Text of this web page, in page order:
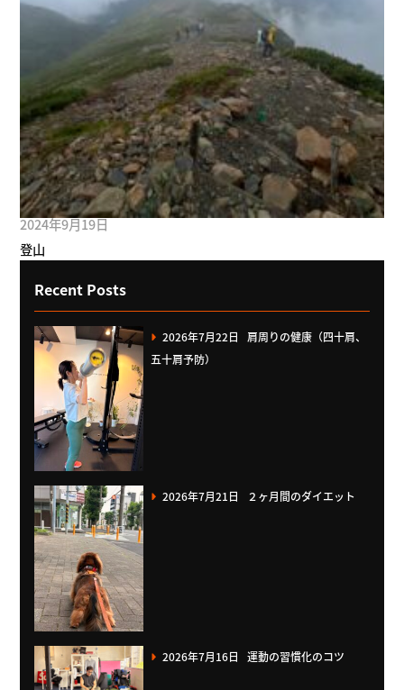
2024年9月19日
登山
Recent Posts
2026年7月22日
肩周りの健康（四十肩、
五十肩予防）
2026年7月21日 ２ヶ月間のダイエット
2026年7月16日 運動の習慣化のコツ